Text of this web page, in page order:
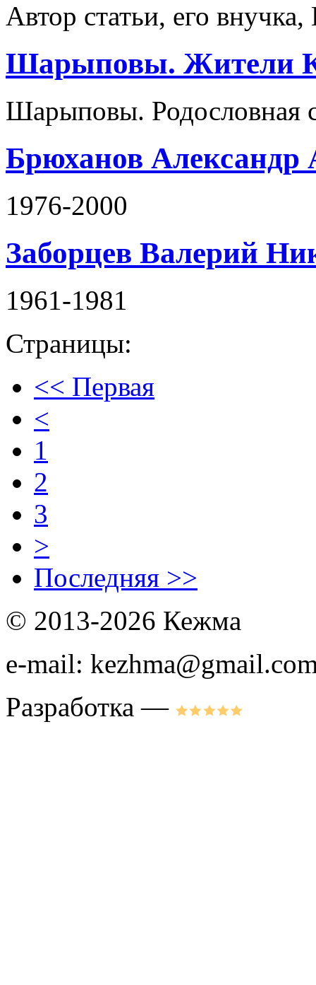
Автор статьи, его
Шарыповы. Жители
Шарыповы. Родословная
Брюханов Александр
1976-2000
Заборцев Валерий
1961-1981
Страницы:
<< Первая
<
1
2
3
>
Последняя >>
© 2013-2026 Кежма
e-mail:
Разработка —